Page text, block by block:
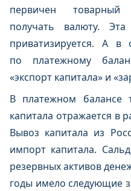
первичен товарный
получать валюту.
приватизируется. А в
по платежному
«экспорт капитала» и
В платежном балансе
капитала отражается в
Вывоз капитала из
импорт капитала.
резервных активов
годы имело следующие